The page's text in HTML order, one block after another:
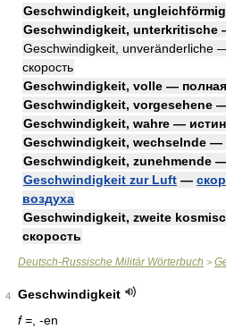
Geschwindigkeit,
Geschwindigkeit, unterkritische
Geschwindigkeit, unveränderliche
скорость
Geschwindigkeit, volle —
Geschwindigkeit, vorgesehene
Geschwindigkeit, wahre —
Geschwindigkeit, wechselnde —
Geschwindigkeit, zunehmende
Geschwindigkeit zur Luft —
воздуха
Geschwindigkeit, zweite
скорость
Deutsch-Russische Militär Wörterbuch >
4
Geschwindigkeit
f = , -en